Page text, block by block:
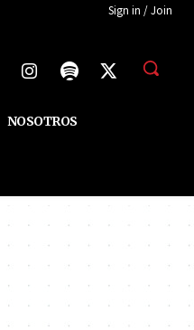
Sign in / Join
NOSOTROS